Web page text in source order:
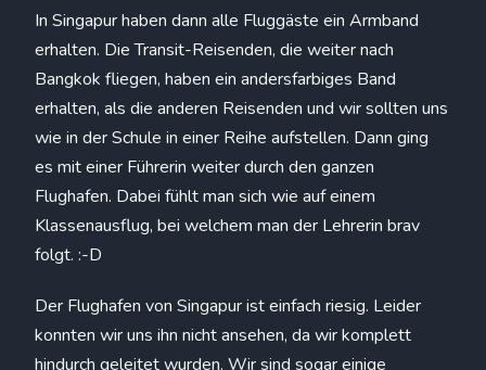
In Singapur haben dann alle Fluggäste ein Armband
erhalten. Die Transit-Reisenden, die weiter nach
Bangkok fliegen, haben ein andersfarbiges Band
erhalten, als die anderen Reisenden und wir sollten uns
wie in der Schule in einer Reihe aufstellen. Dann ging
es mit einer Führerin weiter durch den ganzen
Flughafen. Dabei fühlt man sich wie auf einem
Klassenausflug, bei welchem man der Lehrerin brav
folgt. :-D
Der Flughafen von Singapur ist einfach riesig. Leider
konnten wir uns ihn nicht ansehen, da wir komplett
hindurch geleitet wurden. Wir sind sogar einige